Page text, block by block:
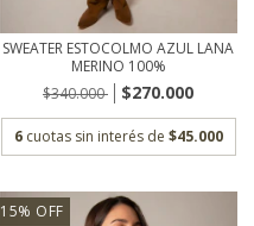
SWEATER ESTOCOLMO AZUL LANA
MERINO 100%
$340.000
$270.000
6 cuotas sin interés de $45.000
15% OFF